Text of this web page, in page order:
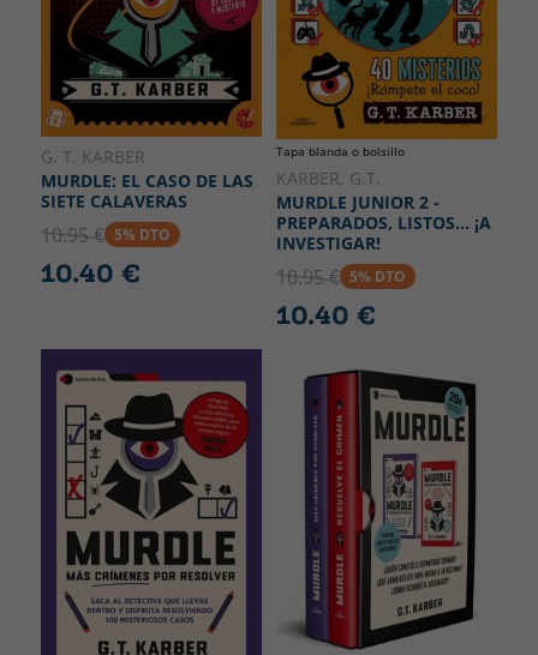
G. T. KARBER
MURDLE: EL CASO DE LAS
SIETE CALAVERAS
10.95 € 5% DTO
10.40 €
Tapa blanda o bolsillo
KARBER, G.T.
MURDLE JUNIOR 2 -
PREPARADOS, LISTOS... ¡A
INVESTIGAR!
10.95 € 5% DTO
10.40 €